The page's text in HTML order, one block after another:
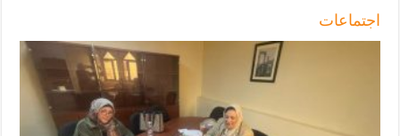
اجتماعات